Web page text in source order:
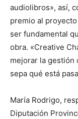
audiolibros», así,
premio al
ser fundamental
obra. «Creative
mejorar la gestión
sepa qué está
María Rodrigo,
Diputación